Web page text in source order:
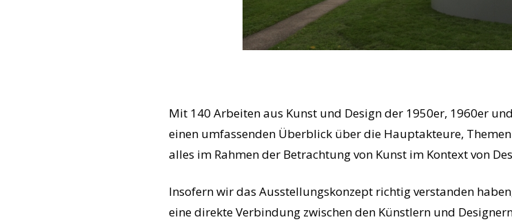
Mit 140 Arbeiten aus Kunst und Design der 1950er, 1960er
einen umfassenden Überblick über die Hauptakteure,
alles im Rahmen der Betrachtung von Kunst im Kontext von
Insofern wir das Ausstellungskonzept richtig verstanden
eine direkte Verbindung zwischen den Künstlern und